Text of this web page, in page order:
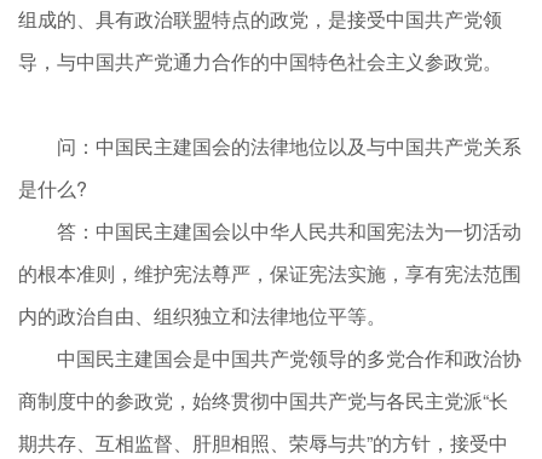
组成的、具有政治联盟特点的政党，是接受中国共产党领
导，与中国共产党通力合作的中国特色社会主义参政党。
问：中国民主建国会的法律地位以及与中国共产党关系
是什么?
答：中国民主建国会以中华人民共和国宪法为一切活动
的根本准则，维护宪法尊严，保证宪法实施，享有宪法范围
内的政治自由、组织独立和法律地位平等。
中国民主建国会是中国共产党领导的多党合作和政治协
商制度中的参政党，始终贯彻中国共产党与各民主党派“长
期共存、互相监督、肝胆相照、荣辱与共”的方针，接受中